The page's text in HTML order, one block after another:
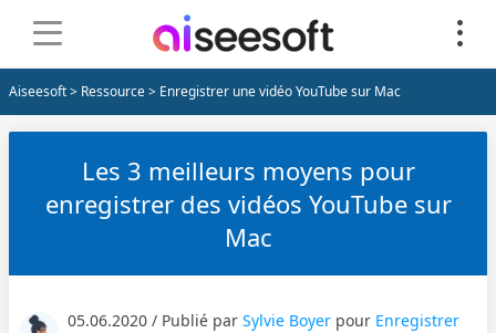
Aiseesoft> Ressource> Enregistrer une vidéo YouTube sur Mac
Les 3 meilleurs moyens pour
enregistrer des vidéos YouTube sur
Mac
05.06.2020 / Publié parSylvie Boyer pour Enregistrer